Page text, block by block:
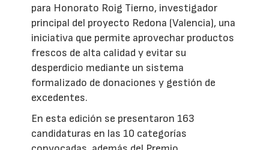
para Honorato Roig Tierno, investigador
principal del proyecto Redona (Valencia), una
iniciativa que permite aprovechar productos
frescos de alta calidad y evitar su
desperdicio mediante un sistema
formalizado de donaciones y gestión de
excedentes.
En esta edición se presentaron 163
candidaturas en las 10 categorías